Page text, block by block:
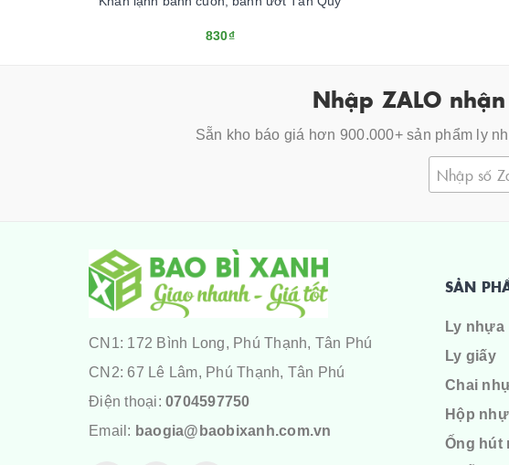
830₫
Nhập ZALO
Sẵn kho báo giá hơn 900.000+ sản phẩm ly
CN1: 172 Bình Long, Phú Thạnh, Tân Phú
CN2: 67 Lê Lâm, Phú Thạnh, Tân Phú
Điện thoại: 0704597750
Email: baogia@baobixanh.com.vn
SẢN
Ly nhựa
Ly giấy
Chai
Hộp
Ống hút